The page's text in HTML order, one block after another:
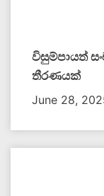
විසුම්පායත්
තීරණයක්
June 28,